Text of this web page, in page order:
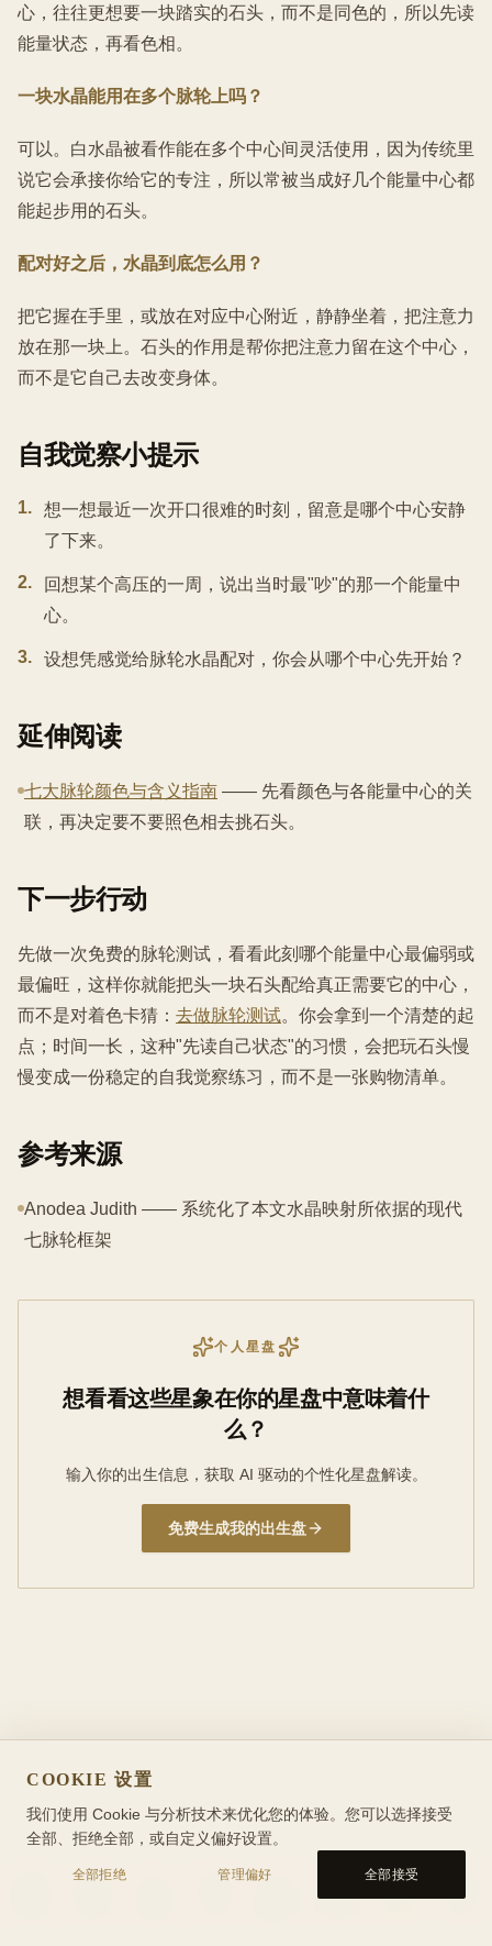
心，往往更想要一块踏实的石头，而不是同色的，所以先读
能量状态，再看色相。
一块水晶能用在多个脉轮上吗？
可以。白水晶被看作能在多个中心间灵活使用，因为传统里
说它会承接你给它的专注，所以常被当成好几个能量中心都
能起步用的石头。
配对好之后，水晶到底怎么用？
把它握在手里，或放在对应中心附近，静静坐着，把注意力
放在那一块上。石头的作用是帮你把注意力留在这个中心，
而不是它自己去改变身体。
自我觉察小提示
1.
想一想最近一次开口很难的时刻，留意是哪个中心安静
了下来。
2.
回想某个高压的一周，说出当时最"吵"的那一个能量中
心。
3. 设想凭感觉给脉轮水晶配对，你会从哪个中心先开始？
延伸阅读
七大脉轮颜色与含义指南 —— 先看颜色与各能量中心的关
联，再决定要不要照色相去挑石头。
下一步行动
先做一次免费的脉轮测试，看看此刻哪个能量中心最偏弱或
最偏旺，这样你就能把头一块石头配给真正需要它的中心，
而不是对着色卡猜： 去做脉轮测试。你会拿到一个清楚的起
点；时间一长，这种"先读自己状态"的习惯，会把玩石头慢
慢变成一份稳定的自我觉察练习，而不是一张购物清单。
参考来源
Anodea Judith —— 系统化了本文水晶映射所依据的现代
七脉轮框架
个人星盘
想看看这些星象在你的星盘中意味着什
么？
输入你的出生信息，获取 AI 驱动的个性化星盘解读。
免费生成我的出生盘
COOKIE 设置
我们使用 Cookie 与分析技术来优化您的体验。您可以选择接受
全部、拒绝全部，或自定义偏好设置。
全部拒绝 管理偏好 全部接受